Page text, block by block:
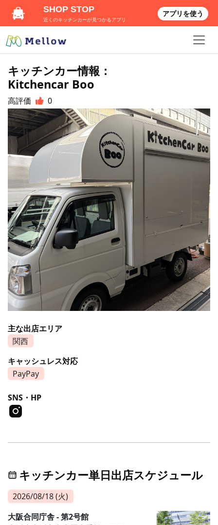
キッチンカー情報：
Kitchencar Boo
高評価 0
主な出店エリア
関西
キャッシュレス対応
PayPay
SNS・HP
キッチンカー単日出店スケジュール
2026/08/18 (火)
大阪合同庁舎 - 第2号館
SHOP STOP
近くのキッチンカーが見つかるアプリ
アプリを使う